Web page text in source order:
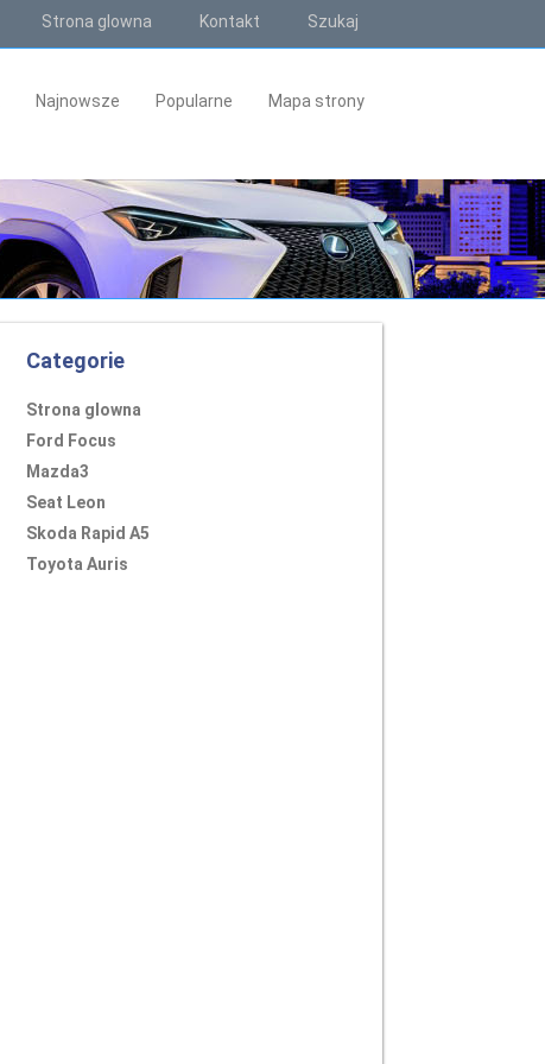
Strona glowna Kontakt Szukaj
Najnowsze Popularne Mapa strony
Categorie
Strona glowna
Ford Focus
Mazda3
Seat Leon
Skoda Rapid A5
Toyota Auris